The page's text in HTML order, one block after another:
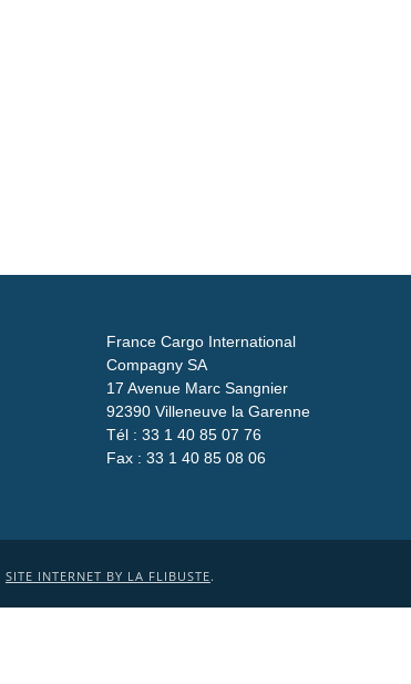
France Cargo International
Compagny SA
17 Avenue Marc Sangnier
92390 Villeneuve la Garenne
Tél : 33 1 40 85 07 76
Fax : 33 1 40 85 08 06
SITE INTERNET BY LA FLIBUSTE.